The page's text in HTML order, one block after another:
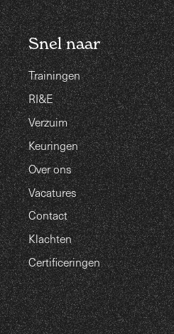
Snel naar
Trainingen
RI&E
Verzuim
Keuringen
Over ons
Vacatures
Contact
Klachten
Certificeringen